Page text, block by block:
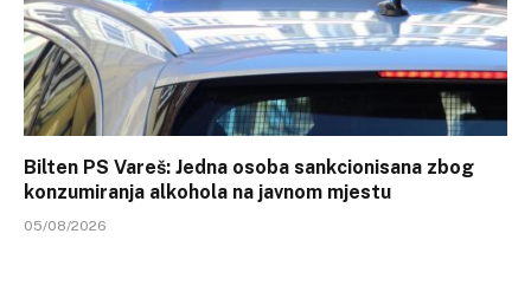
Bilten PS Vareš: Jedna osoba sankcionisana zbog
konzumiranja alkohola na javnom mjestu
05/08/2026